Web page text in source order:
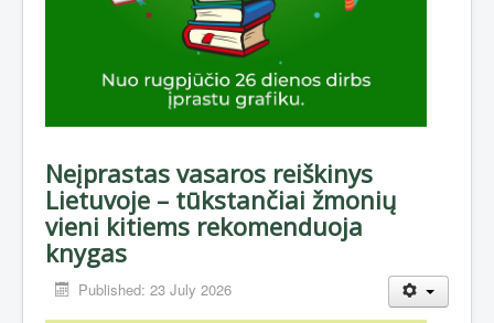
Neįprastas vasaros reiškinys
Lietuvoje – tūkstančiai žmonių
vieni kitiems rekomenduoja
knygas
Published: 23 July 2026